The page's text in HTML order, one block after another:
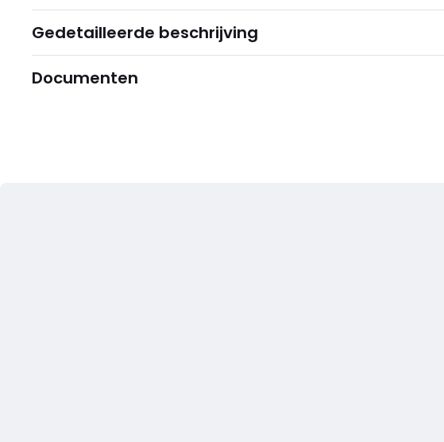
Gedetailleerde beschrijving
Documenten